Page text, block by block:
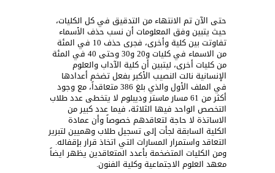
حتى الآن تم الانتهاء من التدقيق في كل الكليات،
حيث يتبين وفق المعلومات أن نسب حذف الأسماء
تفاوتت بين كلية وأخرى، فجرى حذف 10 في المئة
من الاسماء في كليات و20 و30 وحتى 40 في المئة
من كليات أخرى، ليتبين أن كلية الآداب والعلوم
الإنسانية نالت النصيب الأكبر بفعل تضخم أعدادها
في الملف الأول والذي بلغ 386 متعاقداً، مع وجود
أكثر من 61 مسار ماستر وديبلوم لا يتخطى عدد طلاب
التخصص الواحد فيها الثلاثة، فيما عدد كبير من
الاساتذة لا حاجة لتعاقدهم خصوصاً وأن عمادة
الكلية السابقة لجأت إلى تسجيل طلاب وهميين لتبرير
التعاقد واستمرار المسارات التي اتخاذ قرار بإقفاله.
ومن الكليات المتضخمة بأعدد المتعاقدين يظهر ايضاً
معهد العلوم الاجتماعية وكلية الفنون.